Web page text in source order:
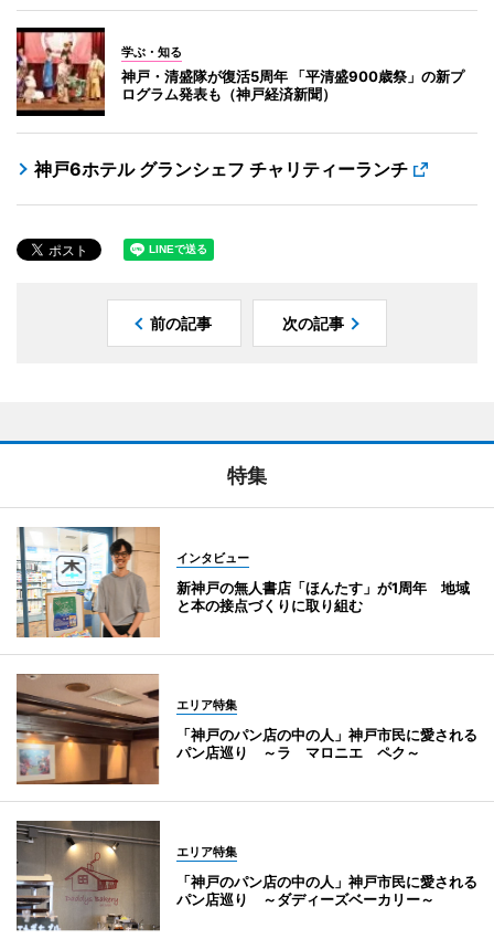
学ぶ・知る
神戸・清盛隊が復活5周年 「平清盛900歳祭」の新プ
ログラム発表も（神戸経済新聞）
神戸6ホテル グランシェフ チャリティーランチ
前の記事 次の記事
特集
インタビュー
新神戸の無人書店「ほんたす」が1周年 地域
と本の接点づくりに取り組む
エリア特集
「神戸のパン店の中の人」神戸市民に愛される
パン店巡り ～ラ マロニエ ペク～
エリア特集
「神戸のパン店の中の人」神戸市民に愛される
パン店巡り ～ダディーズベーカリー～